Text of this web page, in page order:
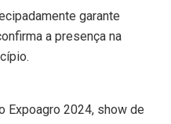
garante
a presença na
Expoagro 2024, show de